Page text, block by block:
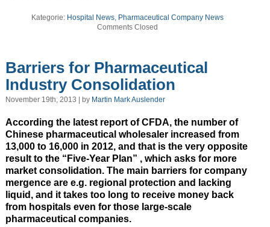
Kategorie: Hospital News, Pharmaceutical Company News
Comments Closed
Barriers for Pharmaceutical
Industry Consolidation
November 19th, 2013 | by Martin Mark Auslender
According the latest report of CFDA, the number of
Chinese pharmaceutical wholesaler increased from
13,000 to 16,000 in 2012, and that is the very opposite
result to the “Five-Year Plan” , which asks for more
market consolidation. The main barriers for company
mergence are e.g. regional protection and lacking
liquid, and it takes too long to receive money back
from hospitals even for those large-scale
pharmaceutical companies.